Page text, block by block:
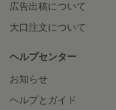
広告出稿について
大口注文について
ヘルプセンター
お知らせ
ヘルプとガイド